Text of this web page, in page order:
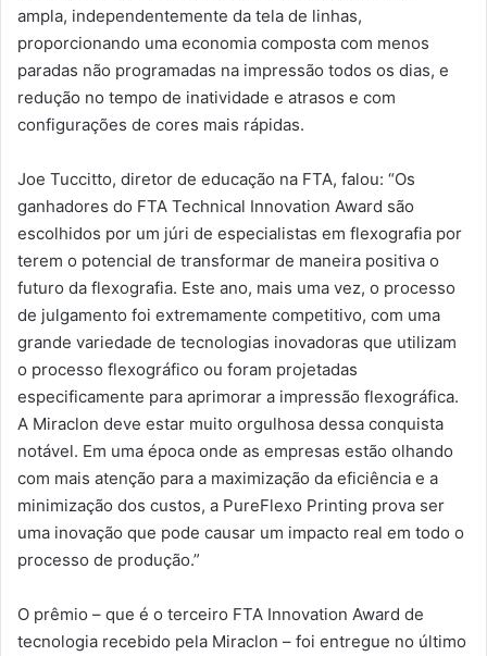
ampla, independentemente da tela de linhas,
proporcionando uma economia composta com menos
paradas não programadas na impressão todos os dias, e
redução no tempo de inatividade e atrasos e com
configurações de cores mais rápidas.
Joe Tuccitto, diretor de educação na FTA, falou: “Os
ganhadores do FTA Technical Innovation Award são
escolhidos por um júri de especialistas em flexografia por
terem o potencial de transformar de maneira positiva o
futuro da flexografia. Este ano, mais uma vez, o processo
de julgamento foi extremamente competitivo, com uma
grande variedade de tecnologias inovadoras que utilizam
o processo flexográfico ou foram projetadas
especificamente para aprimorar a impressão flexográfica.
A Miraclon deve estar muito orgulhosa dessa conquista
notável. Em uma época onde as empresas estão olhando
com mais atenção para a maximização da eficiência e a
minimização dos custos, a PureFlexo Printing prova ser
uma inovação que pode causar um impacto real em todo o
processo de produção.”
O prêmio – que é o terceiro FTA Innovation Award de
tecnologia recebido pela Miraclon – foi entregue no último